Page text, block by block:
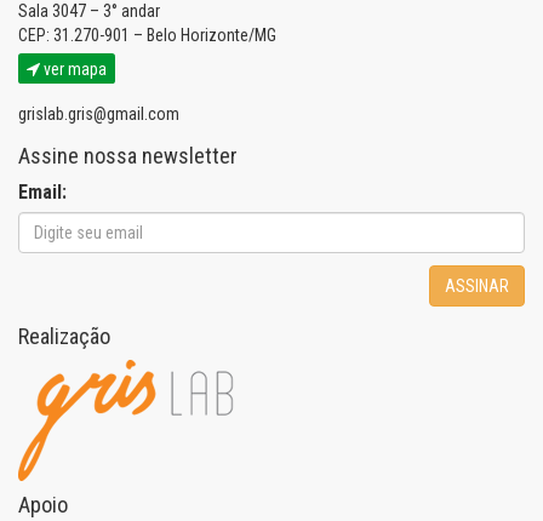
Sala 3047 – 3° andar
CEP: 31.270-901 – Belo Horizonte/MG
ver mapa
grislab.gris@gmail.com
Assine nossa newsletter
Email:
ASSINAR
Realização
Apoio